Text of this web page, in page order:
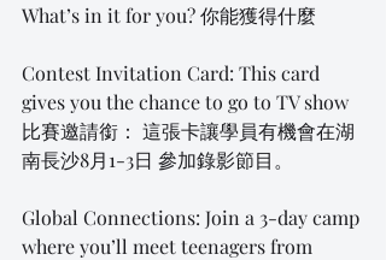
What’s in it for you? 你能獲得什麼
Contest Invitation Card: This card
gives you the chance to go to TV show
比賽邀請銜： 這張卡讓學員有機會在湖
南長沙8月1-3日 參加錄影節目。
Global Connections: Join a 3-day camp
where you’ll meet teenagers from